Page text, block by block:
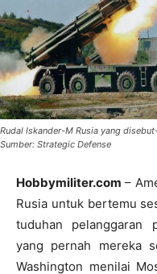
Rudal Iskander-M Rusia yang
Sumber: Strategic Defense
Hobbymiliter.com –
Rusia untuk bertemu
tuduhan pelanggaran
yang pernah mereka
Washington menilai